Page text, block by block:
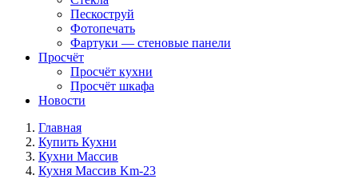
Пескоструй
Фотопечать
Фартуки — стеновые панели
Просчёт
Просчёт кухни
Просчёт шкафа
Новости
Главная
Купить Кухни
Кухни Массив
Кухня Массив Km-23